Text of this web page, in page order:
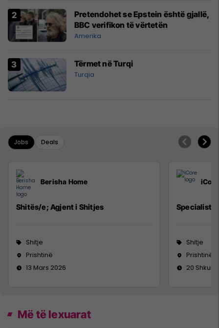
Pretendohet se Epstein është gjallë,
BBC verifikon të vërtetën
Amerika
Tërmet në Turqi
Turqia
Jobs Deals
Berisha Home
Shitës/e; Agjent i Shitjes
Shitje
Prishtinë
13 Mars 2026
iCore
Specialist i
Shitje
Prishtinë
20 Shkurt
Më të lexuarat